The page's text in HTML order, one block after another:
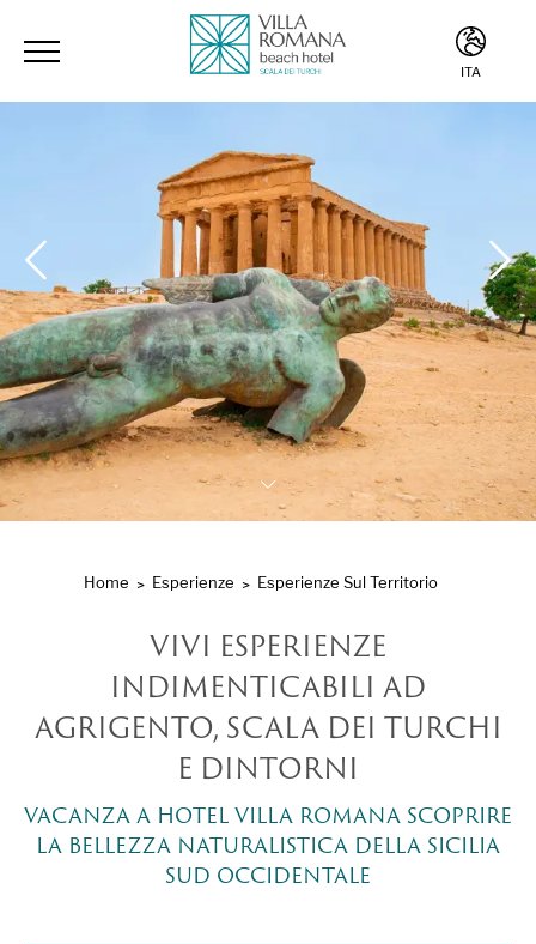
ITA
Home Esperienze Esperienze Sul Territorio
VIVI ESPERIENZE
INDIMENTICABILI AD
AGRIGENTO, SCALA DEI TURCHI
E DINTORNI
VACANZA A HOTEL VILLA ROMANA SCOPRIRE
LA BELLEZZA NATURALISTICA DELLA SICILIA
SUD OCCIDENTALE